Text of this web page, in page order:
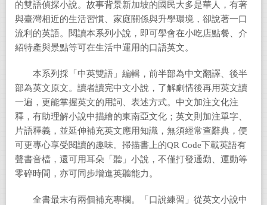
的雙語偵探小說。故事背景新加坡的國民大多是華人，有著
與臺灣相近的生活習慣、家庭關係與升學環境，卻說著一口
流利的英語。閱讀本系列小說，即可學會在小吃店點餐、介
紹特產與景點等可在生活中運用的口語英文。
本系列採「中英雙語」編輯，前半部為中文翻譯、後半
部為英文原文。讀者讀完中文小說，了解劇情後再用英文讀
一遍，更能掌握英文的用詞、表述方式。中文加注文化注
釋，有助理解小說中描繪的東南亞文化；英文則加注單字、
片語釋義，並延伸補充英文應用知識，無須經常查辭典，便
可更專心享受閱讀的趣味。掃描書上的QR Code下載英語有
聲書音檔，還可用耳朵「聽」小說，不僅打發通勤、運動等
零碎時間，亦可同步增進英聽能力。
全書最末有兩個補充專欄。「口說練習」從英文小說中